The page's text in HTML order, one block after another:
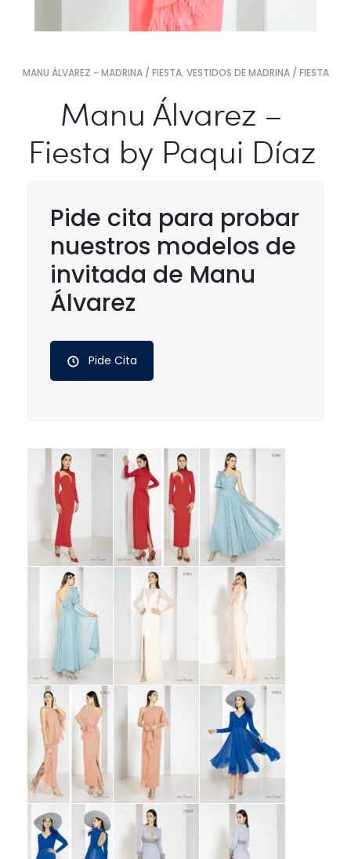
MANU ÁLVAREZ - MADRINA / FIESTA, VESTIDOS DE MADRINA / FIESTA
Manu Álvarez –
Fiesta by Paqui Díaz
Pide cita para probar
nuestros modelos de
invitada de Manu
Álvarez
Pide Cita